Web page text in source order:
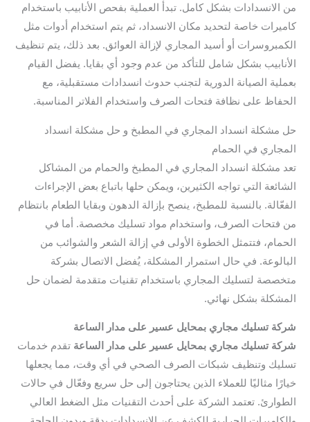
من الانسدادات بشكل كامل. تبدأ العملية بفحص الأنابيب باستخدام
كاميرات خاصة لتحديد مكان الانسداد، ثم يتم استخدام أدوات مثل
الكمبروسرات أو أسيد المجاري لإزالة العوائق. بعد ذلك، يتم تنظيف
الأنابيب بشكل شامل للتأكد من عدم وجود أي بقايا. يفضل القيام
بعملية الصيانة الدورية لتجنب حدوث انسدادات مستقبلية، مع
الحفاظ على نظافة فتحات الصرف واستخدام الفلاتر المناسبة.
حل مشكلة انسداد المجاري في المطبخ و حل مشكلة انسداد
المجاري في الحمام
تعد مشكلة انسداد المجاري في المطبخ والحمام من المشاكل
الشائعة التي تواجه الكثيرين، ويمكن حلها باتباع بعض الإجراءات
الفعّالة. بالنسبة للمطبخ، ينصح بإزالة الدهون وبقايا الطعام بانتظام
من فتحات الصرف، واستخدام مواد تسليك مخصصة. أما في
الحمام، فتتمثل الخطوة الأولى في إزالة الشعر والشوائب من
البالوعة. في حال استمرار المشكلة، يُفضل الاتصال بشركة
متخصصة لتسليك المجاري باستخدام تقنيات متقدمة لضمان حل
المشكلة بشكل نهائي.
شركة تسليك مجاري بمحايل عسير على مدار الساعة
شركة تسليك مجاري بمحايل عسير على مدار الساعة تقدم خدمات
تسليك وتنظيف شبكات الصرف الصحي في أي وقت، مما يجعلها
خيارًا مثاليًا للعملاء الذين يحتاجون إلى حل سريع وفعّال في حالات
الطوارئ. تعتمد الشركة على أحدث التقنيات مثل الضغط العالي